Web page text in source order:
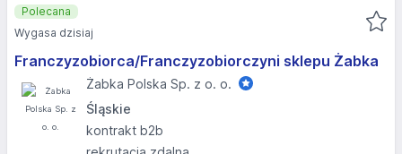
Franczyzobiorca/Franczyzobiorczyni sklepu Żabka
Żabka Polska Sp. z o. o.
Śląskie
kontrakt b2b
Polecana
Wygasa dzisiaj